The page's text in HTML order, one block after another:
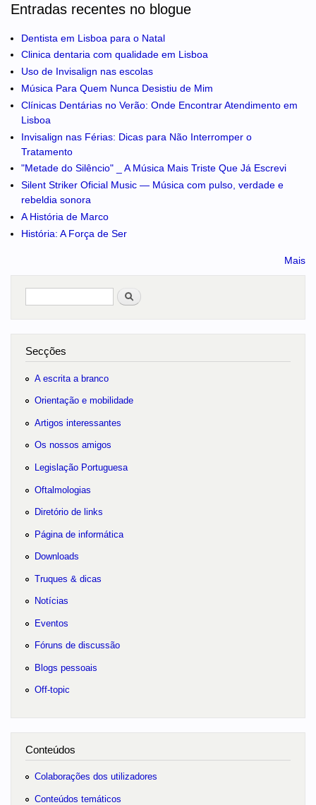
Entradas recentes no blogue
Dentista em Lisboa para o Natal
Clinica dentaria com qualidade em Lisboa
Uso de Invisalign nas escolas
Música Para Quem Nunca Desistiu de Mim
Clínicas Dentárias no Verão: Onde Encontrar Atendimento em
Lisboa
Invisalign nas Férias: Dicas para Não Interromper o
Tratamento
"Metade do Silêncio" _ A Música Mais Triste Que Já Escrevi
Silent Striker Oficial Music — Música com pulso, verdade e
rebeldia sonora
A História de Marco
História: A Força de Ser
Mais
Pesquisar
no portal
Secções
A escrita a branco
Orientação e mobilidade
Artigos interessantes
Os nossos amigos
Legislação Portuguesa
Oftalmologias
Diretório de links
Página de informática
Downloads
Truques & dicas
Notícias
Eventos
Fóruns de discussão
Blogs pessoais
Off-topic
Conteúdos
Colaborações dos utilizadores
Conteúdos temáticos